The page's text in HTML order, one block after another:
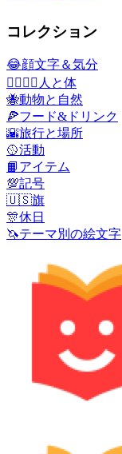
コレクション
😂顔文字＆気分
👩‍❤️‍💋‍👨 人と体
🐝動物と自然
🍕フード&ドリンク
🌇旅行と場所
🥎活動
📙 アイテム
💯記号
🇺🇸旗
🎊休日
🦄テーマ別の絵文字